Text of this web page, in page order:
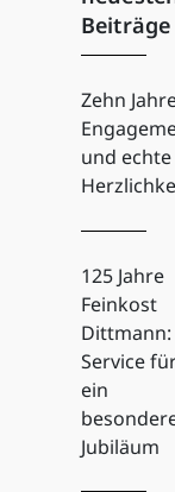
Beiträge
Zehn
und echte
125 Jahre
Feinkost
Dittmann:
Service
ein
Jubiläum